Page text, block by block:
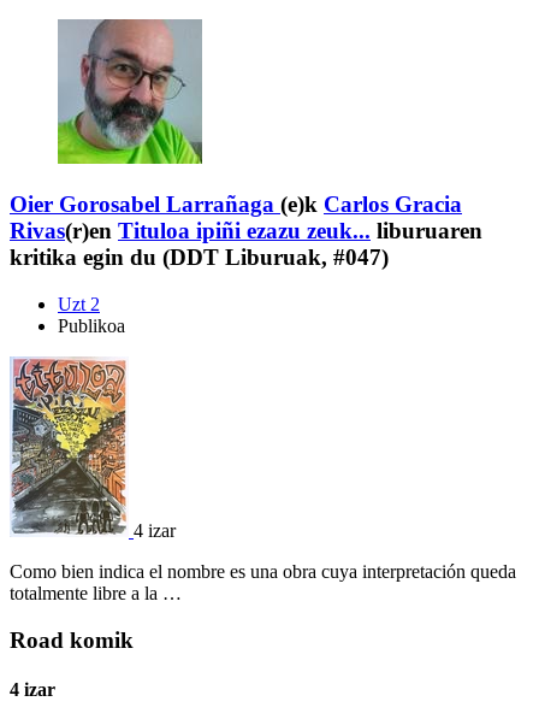
Oier Gorosabel Larrañaga (e)k Carlos Gracia
Rivas(r)en Tituloa ipiñi ezazu zeuk... liburuaren
kritika egin du (DDT Liburuak, #047)
Uzt 2
Publikoa
4 izar
Como bien indica el nombre es una obra cuya interpretación queda
totalmente libre a la …
Road komik
4 izar